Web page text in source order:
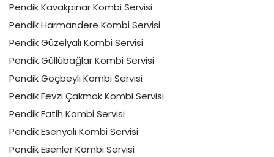
Pendik Kavakpınar Kombi Servisi
Pendik Harmandere Kombi Servisi
Pendik Güzelyalı Kombi Servisi
Pendik Güllübağlar Kombi Servisi
Pendik Göçbeyli Kombi Servisi
Pendik Fevzi Çakmak Kombi Servisi
Pendik Fatih Kombi Servisi
Pendik Esenyalı Kombi Servisi
Pendik Esenler Kombi Servisi